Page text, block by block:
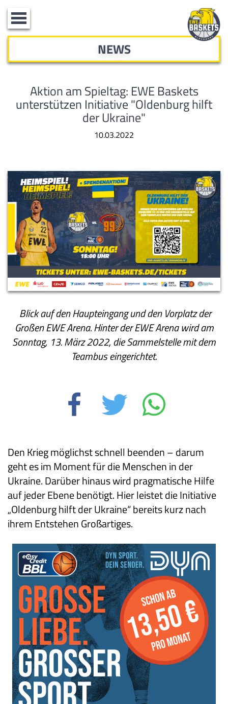
Toggle
navigation
NEWS
Aktion am Spieltag: EWE Baskets
unterstützen Initiative "Oldenburg hilft
der Ukraine"
10.03.2022
Blick auf den Haupteingang und den Vorplatz der
Großen EWE Arena. Hinter der EWE Arena wird am
Sonntag, 13. März 2022, die Sammelstelle mit dem
Teambus eingerichtet.
Den Krieg möglichst schnell beenden – darum
geht es im Moment für die Menschen in der
Ukraine. Darüber hinaus wird pragmatische Hilfe
auf jeder Ebene benötigt. Hier leistet die Initiative
„Oldenburg hilft der Ukraine“ bereits kurz nach
ihrem Entstehen Großartiges.